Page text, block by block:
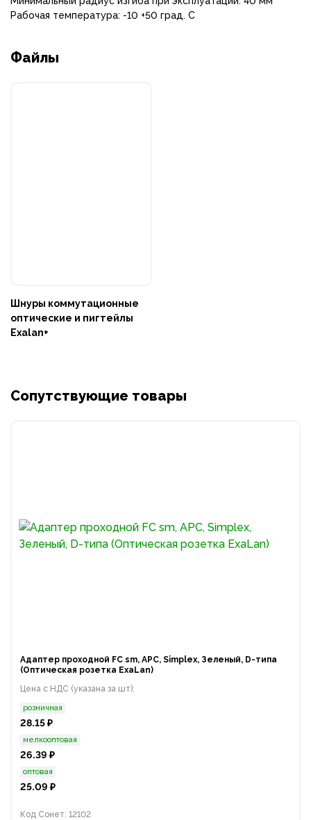
Рабочая температура: -10 +50 град. С
Файлы
Шнуры коммутационные
оптические и пигтейлы
Exalan+
Сопутствующие товары
Адаптер проходной FC sm, APC, Simplex, Зеленый, D-типа
(Оптическая розетка ExaLan)
Цена с НДС (указана за шт):
розничная
28.15 ₽
мелкооптовая
26.39 ₽
оптовая
25.09 ₽
Код Сонет: 12102